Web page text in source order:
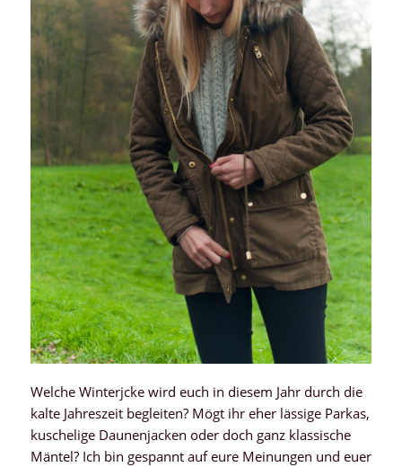
Welche Winterjcke wird euch in diesem Jahr durch die
kalte Jahreszeit begleiten? Mögt ihr eher lässige Parkas,
kuschelige Daunenjacken oder doch ganz klassische
Mäntel? Ich bin gespannt auf eure Meinungen und euer